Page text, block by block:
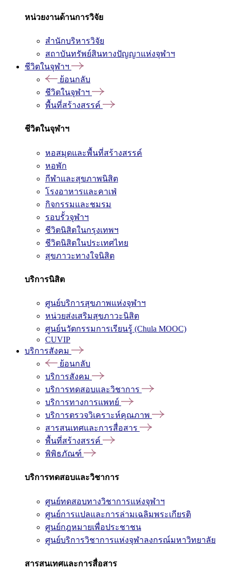
หน่วยงานด้านการวิจัย
สำนักบริหารวิจัย
สถาบันทรัพย์สินทางปัญญาแห่งจุฬาฯ
ชีวิตในจุฬาฯ
ย้อนกลับ
ชีวิตในจุฬาฯ
พื้นที่สร้างสรรค์
ชีวิตในจุฬาฯ
หอสมุดและพื้นที่สร้างสรรค์
หอพัก
กีฬาและสุขภาพนิสิต
โรงอาหารและคาเฟ่
กิจกรรมและชมรม
รอบรั้วจุฬาฯ
ชีวิตนิสิตในกรุงเทพฯ
ชีวิตนิสิตในประเทศไทย
สุขภาวะทางใจนิสิต
บริการนิสิต
ศูนย์บริการสุขภาพแห่งจุฬาฯ
หน่วยส่งเสริมสุขภาวะนิสิต
ศูนย์นวัตกรรมการเรียนรู้ (Chula MOOC)
CUVIP
บริการสังคม
ย้อนกลับ
บริการสังคม
บริการทดสอบและวิชาการ
บริการทางการแพทย์
บริการตรวจวิเคราะห์คุณภาพ
สารสนเทศและการสื่อสาร
พื้นที่สร้างสรรค์
พิพิธภัณฑ์
บริการทดสอบและวิชาการ
ศูนย์ทดสอบทางวิชาการแห่งจุฬาฯ
ศูนย์การแปลและการล่ามเฉลิมพระเกียรติ
ศูนย์กฎหมายเพื่อประชาชน
ศูนย์บริการวิชาการแห่งจุฬาลงกรณ์มหาวิทยาลัย
สารสนเทศและการสื่อสาร